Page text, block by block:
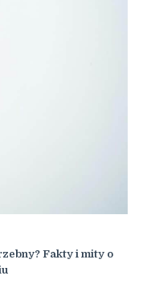
Fakty i mity o